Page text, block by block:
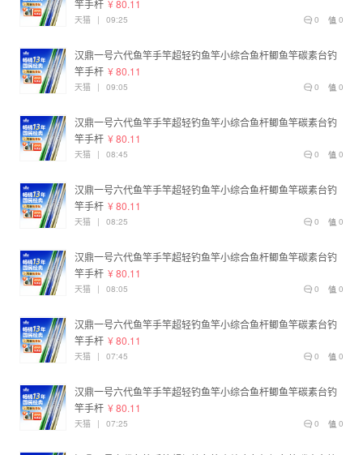
竿手杆 ¥ 80.11
0
0
天猫 | 09:25
汉鼎一号六代鱼竿手竿超轻钓鱼竿小综合鱼杆鲫鱼竿碳素台钓
竿手杆 ¥ 80.11
0
0
天猫 | 09:05
汉鼎一号六代鱼竿手竿超轻钓鱼竿小综合鱼杆鲫鱼竿碳素台钓
竿手杆 ¥ 80.11
0
0
天猫 | 08:45
汉鼎一号六代鱼竿手竿超轻钓鱼竿小综合鱼杆鲫鱼竿碳素台钓
竿手杆 ¥ 80.11
0
0
天猫 | 08:25
汉鼎一号六代鱼竿手竿超轻钓鱼竿小综合鱼杆鲫鱼竿碳素台钓
竿手杆 ¥ 80.11
0
0
天猫 | 08:05
汉鼎一号六代鱼竿手竿超轻钓鱼竿小综合鱼杆鲫鱼竿碳素台钓
竿手杆 ¥ 80.11
0
0
天猫 | 07:45
汉鼎一号六代鱼竿手竿超轻钓鱼竿小综合鱼杆鲫鱼竿碳素台钓
竿手杆 ¥ 80.11
0
0
天猫 | 07:25